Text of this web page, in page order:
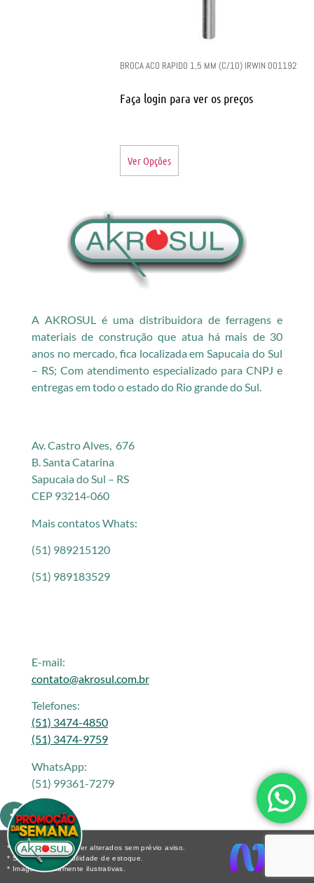
BROCA ACO RAPIDO 1,5 MM (C/10) IRWIN 001192
Faça login para ver os preços
Ver Opções
A AKROSUL é uma distribuidora de ferragens e
materiais de construção que atua há mais de 30
anos no mercado, fica localizada em Sapucaia do Sul
– RS; Com atendimento especializado para CNPJ e
entregas em todo o estado do Rio grande do Sul.
Av. Castro Alves, 676
B. Santa Catarina
Sapucaia do Sul – RS
CEP 93214-060
Mais contatos Whats:
(51) 989215120
(51) 989183529
E-mail:
contato@akrosul.com.br
Telefones:
(51) 3474-4850
(51) 3474-9759
WhatsApp:
(51) 99361-7279
* Os preços podem ser alterados sem prévio aviso.
* Sujeito a disponibilidade de estoque.
* Imagens meramente ilustrativas.